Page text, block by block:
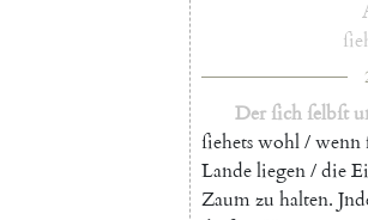
Der ſich ſelbſt
ſiehetswohl/wenn
Landeliegen/die
Zaumzu halten.